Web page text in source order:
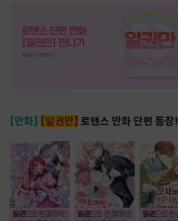
[만화] [일권만] 로맨스 만화 단편 등장!